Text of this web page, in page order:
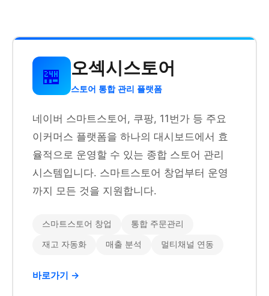
🏪 오섹시스토어
스토어 통합 관리 플랫폼
네이버 스마트스토어, 쿠팡, 11번가 등 주요
이커머스 플랫폼을 하나의 대시보드에서 효
율적으로 운영할 수 있는 종합 스토어 관리
시스템입니다. 스마트스토어 창업부터 운영
까지 모든 것을 지원합니다.
스마트스토어 창업 통합 주문관리
재고 자동화 매출 분석 멀티채널 연동
바로가기 →